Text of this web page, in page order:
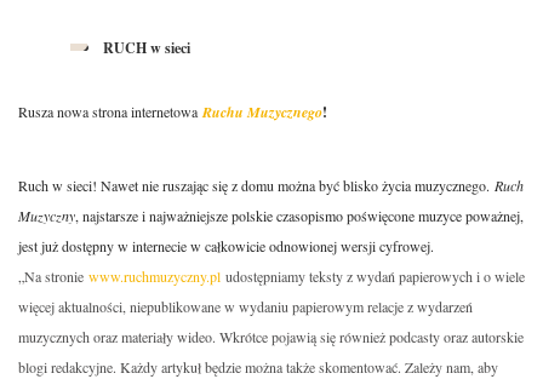
RUCH w sieci
Rusza nowa strona internetowa Ruchu Muzycznego!
Ruch w sieci! Nawet nie ruszając się z domu można być blisko życia muzycznego. Ruch
Muzyczny, najstarsze i najważniejsze polskie czasopismo poświęcone muzyce poważnej,
jest już dostępny w internecie w całkowicie odnowionej wersji cyfrowej.
„Na stronie www.ruchmuzyczny.pl udostępniamy teksty z wydań papierowych i o wiele
więcej aktualności, niepublikowane w wydaniu papierowym relacje z wydarzeń
muzycznych oraz materiały wideo. Wkrótce pojawią się również podcasty oraz autorskie
blogi redakcyjne. Każdy artykuł będzie można także skomentować. Zależy nam, aby